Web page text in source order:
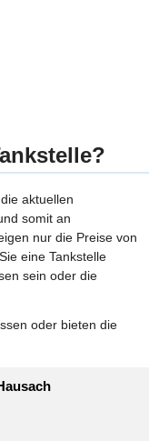
aktuellen
somit an
nur die Preise von
eine Tankstelle
sein oder die
oder bieten die